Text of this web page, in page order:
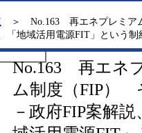
＞ No.163 再エネプレミア
「地域活用電源FIT」という制
No.163 再エネ
ム制度（FIP）
－政府FIP案解説